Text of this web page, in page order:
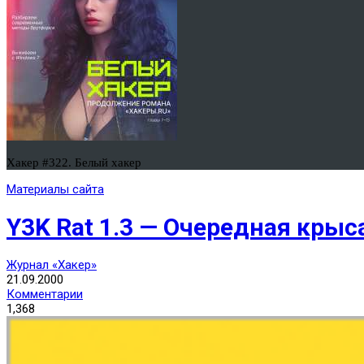
Хакер #322. Белый хакер
Материалы сайта
Y3K Rat 1.3 — Очередная
Журнал «Хакер»
21.09.2000
Комментарии
1,368